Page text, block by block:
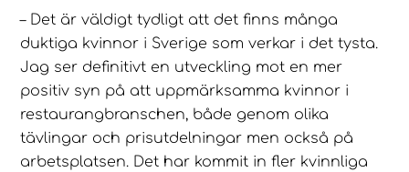
– Det är väldigt tydligt att det finns många
duktiga kvinnor i Sverige som verkar i det tysta.
Jag ser definitivt en utveckling mot en mer
positiv syn på att uppmärksamma kvinnor i
restaurangbranschen, både genom olika
tävlingar och prisutdelningar men också på
arbetsplatsen. Det har kommit in fler kvinnliga